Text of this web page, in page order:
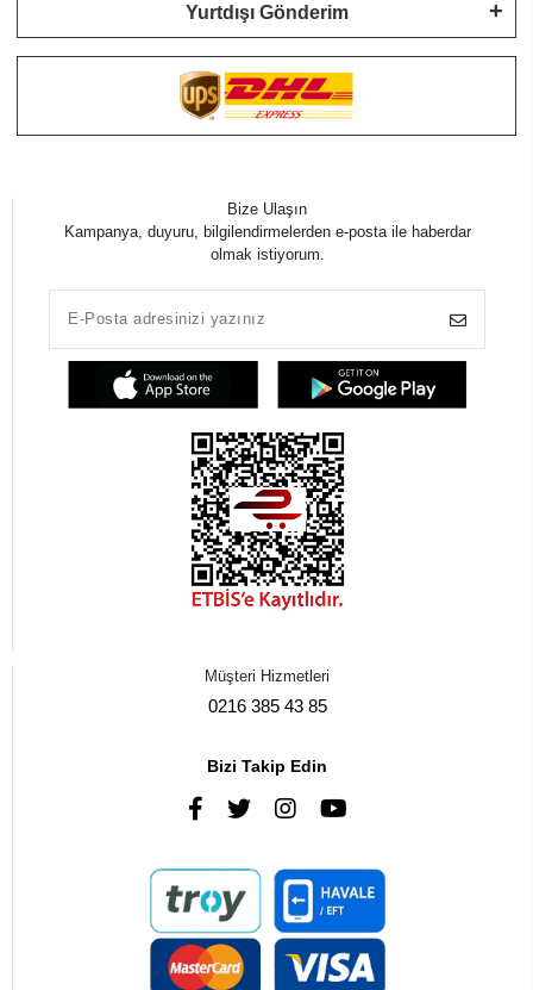
Yurtdışı Gönderim
Bize Ulaşın
Kampanya, duyuru, bilgilendirmelerden e-posta ile haberdar
olmak istiyorum.
Müşteri Hizmetleri
0216 385 43 85
Bizi Takip Edin